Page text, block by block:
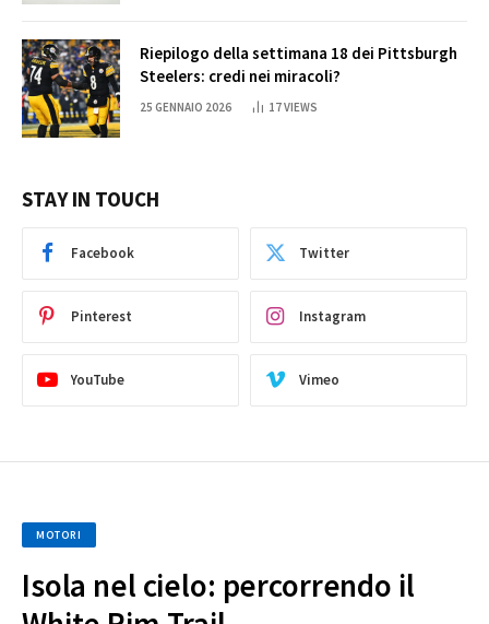
Riepilogo della settimana 18 dei Pittsburgh
Steelers: credi nei miracoli?
25 GENNAIO 2026 17VIEWS
STAY IN TOUCH
Facebook Twitter
Pinterest Instagram
YouTube Vimeo
MOTORI
Isola nel cielo: percorrendo il